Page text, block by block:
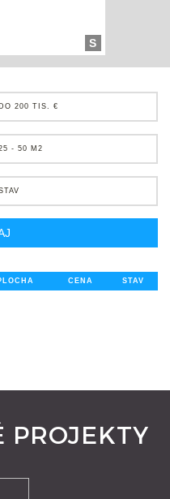
S
DO 200 TIS. €
- 50 M2
CENA STAV
PROJEKTY